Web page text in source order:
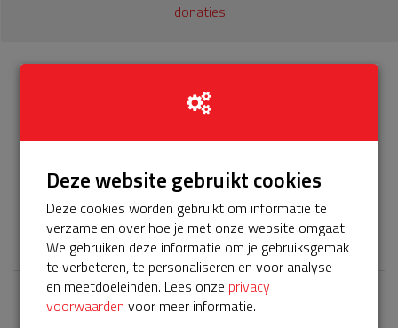
donaties
moet worden verlengd, zodat onze AED gebruiksklaar
blijft. Help je mee? Doneer voor ons servicepakket!
𝕏
Laatste donaties
Deze website gebruikt cookies
Deze cookies worden gebruikt om informatie te
verzamelen over hoe je met onze website omgaat.
We gebruiken deze informatie om je gebruiksgemak
te verbeteren, te personaliseren en voor analyse-
en meetdoeleinden. Lees onze privacy
voorwaarden voor meer informatie.